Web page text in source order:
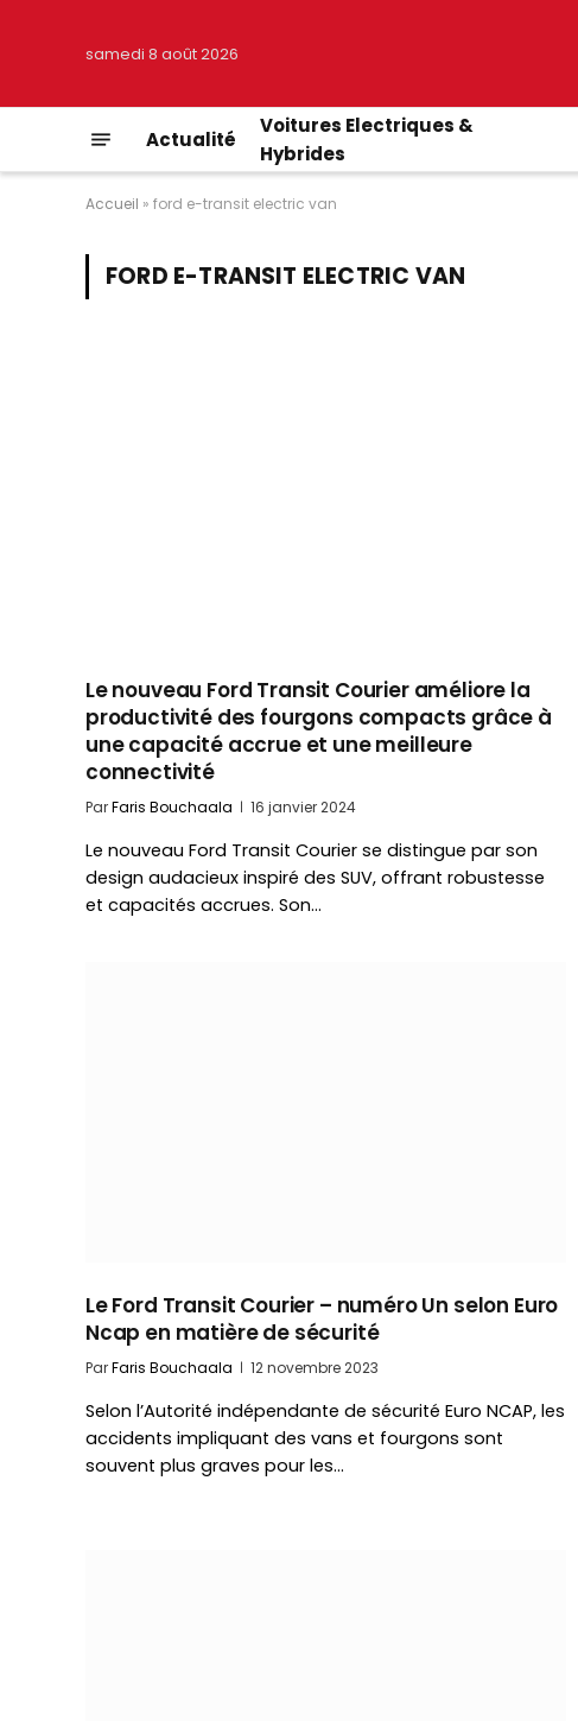
samedi 8 août 2026
Actualité
Voitures Electriques &
Hybrides
Accueil » ford e-transit electric van
FORD E-TRANSIT ELECTRIC VAN
Le nouveau Ford Transit Courier améliore la
productivité des fourgons compacts grâce à
une capacité accrue et une meilleure
connectivité
ParFaris Bouchaala 16 janvier 2024
Le nouveau Ford Transit Courier se distingue par son
design audacieux inspiré des SUV, offrant robustesse
et capacités accrues. Son…
Le Ford Transit Courier – numéro Un selon Euro
Ncap en matière de sécurité
ParFaris Bouchaala 12 novembre 2023
Selon l’Autorité indépendante de sécurité Euro NCAP, les
accidents impliquant des vans et fourgons sont
souvent plus graves pour les…